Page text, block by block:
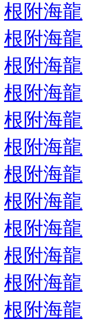
根附海龍
根附海龍
根附海龍
根附海龍
根附海龍
根附海龍
根附海龍
根附海龍
根附海龍
根附海龍
根附海龍
根附海龍